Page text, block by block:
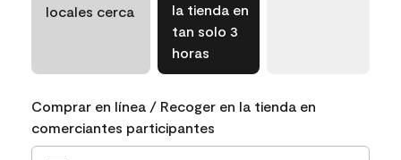
locales cerca
la tienda en
tan solo 3
horas
Comprar en línea / Recoger en la tienda en
comerciantes participantes